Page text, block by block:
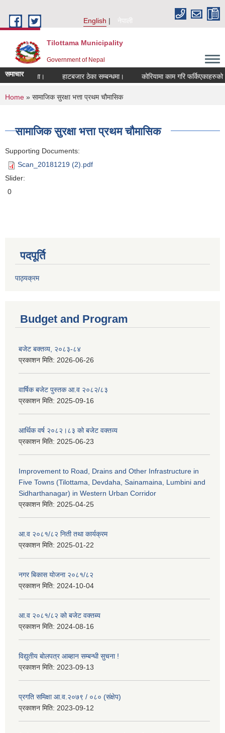
English
नेपाली
Tilottama Municipality
Government of Nepal
समाचार हाटबजार ठेका सम्बन्धमा। कोरियामा काम गरि फर्किएकाहरुको
You are here
Home » सामाजिक सुरक्षा भत्ता प्रथम चौमासिक
सामाजिक सुरक्षा भत्ता प्रथम चौमासिक
Supporting Documents:
Scan_20181219 (2).pdf
Slider:
0
पदपूर्ति
पाठ्यक्रम
Budget and Program
बजेट बक्तव्य, २०८३-८४
प्रकाशन मिति: 2026-06-26
वार्षिक बजेट पुस्तक आ.व २०८२/८३
प्रकाशन मिति: 2025-09-16
आर्थिक वर्ष २०८२।८३ को बजेट वक्तव्य
प्रकाशन मिति: 2025-06-23
Improvement to Road, Drains and Other Infrastructure in
Five Towns (Tilottama, Devdaha, Sainamaina, Lumbini and
Sidharthanagar) in Western Urban Corridor
प्रकाशन मिति: 2025-04-25
आ.व २०८१/८२ निती तथा कार्यक्रम
प्रकाशन मिति: 2025-01-22
नगर बिकास योजना २०८१/८२
प्रकाशन मिति: 2024-10-04
आ.व २०८१/८२ को बजेट वक्तब्य
प्रकाशन मिति: 2024-08-16
विद्युतीय बोलपत्र आब्हान सम्बन्धी सुचना !
प्रकाशन मिति: 2023-09-13
प्रगति समिक्षा आ.व.२०७९ / ०८० (संक्षेप)
प्रकाशन मिति: 2023-09-12